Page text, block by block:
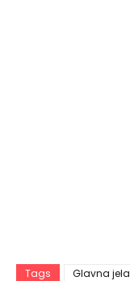
Tags Glavna jela